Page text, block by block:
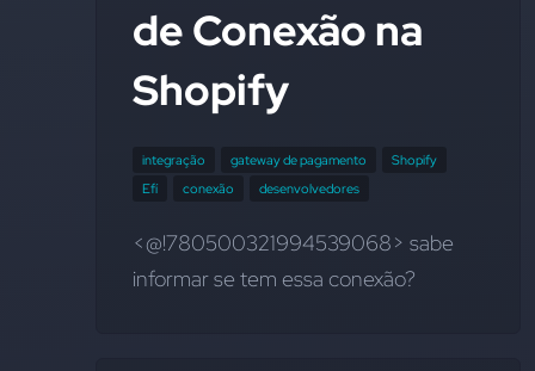
de Conexão na
Shopify
integração gateway de pagamento
Shopify
Efí
conexão desenvolvedores
<@!780500321994539068> sabe
informar se tem essa conexão?